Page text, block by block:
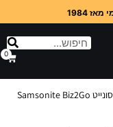
1984
0
מזוודת בד גדולה מחולקת לחצי סמסונייט Samsonite Biz2Go